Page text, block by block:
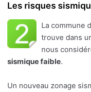
Les risques
La commune
trouve dans
nous
sismique faible.
Un nouveau zonage